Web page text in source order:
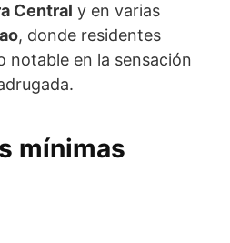
Central y en varias
, donde residentes
notable en la sensación
mínimas